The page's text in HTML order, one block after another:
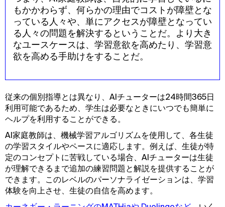
もかかわらず、何らかの理由でコストが障壁とな
っている人々や、単にアクセスが障壁となってい
る人々の問題を解決するということだ。より大き
なユースケースは、学習意欲を高めたり、学習意
欲を高める手助けをすることだ。
従来の個別指導とは異なり、AIチューターは24時間365日
利用可能であるため、学生は必要なときにいつでも簡単に
ヘルプを利用することができる。
AI家庭教師は、機械学習アルゴリズムを使用して、各生徒
の学習スタイルやペースに適応します。例えば、生徒が特
定のコンセプトに苦戦している場合、AIチューターは生徒
が理解できるまで追加の練習問題と解説を提供することが
できます。このレベルのパーソナライゼーションは、学習
体験を向上させ、生徒の自信を高めます。